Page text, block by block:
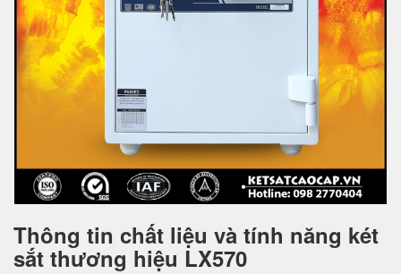
Thông tin chất liệu và tính năng két
sắt thương hiệu LX570